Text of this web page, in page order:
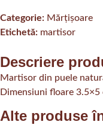
Categorie: Mărțișoare
Etichetă: martisor
Descriere
Martisor din puele
Dimensiuni floare 3.5×5
Alte produse